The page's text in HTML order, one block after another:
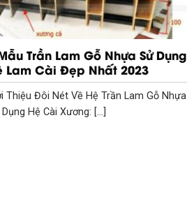
Trần Lam Gỗ Nhựa Sử Dụng
Lam Cài Đẹp Nhất 2023
Thiệu Đôi Nét Về Hệ Trần Lam Gỗ Nhựa
Hệ Cài Xương: [...]